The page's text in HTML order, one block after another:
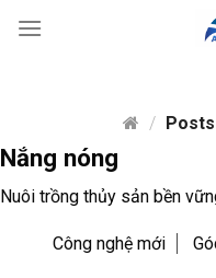
/
Nắng nóng
Nuôi trồng thủy sản bền
Công nghệ mới